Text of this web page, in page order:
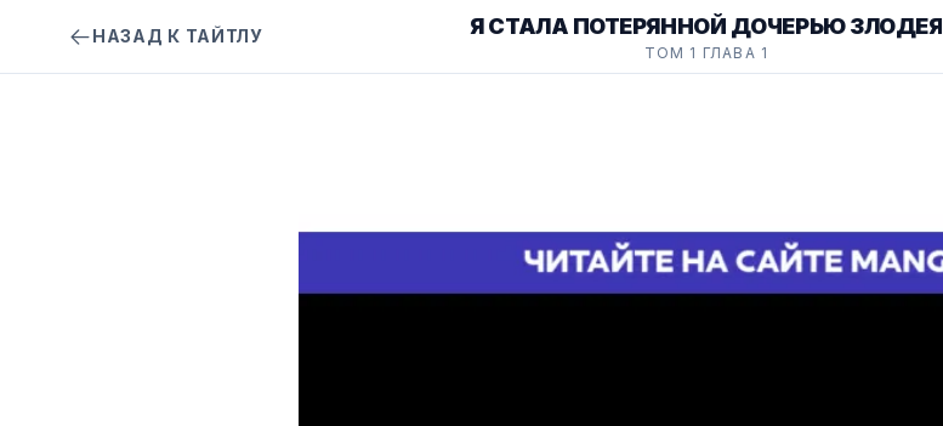
НАЗАД К ТАЙТЛУ Я СТАЛА ПОТЕРЯННОЙ ДОЧЕРЬЮ ЗЛОДЕЯ
ТОМ 1 ГЛАВА 1